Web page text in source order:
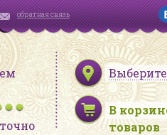
обратная связь
Выберите
В
товаров